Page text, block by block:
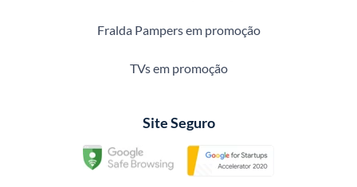
Fralda Pampers em promoção
TVs em promoção
Site Seguro